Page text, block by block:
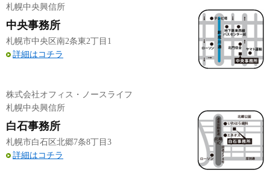
札幌中央興信所
中央事務所
札幌市中央区南2条東2丁目1
詳細はコチラ
株式会社オフィス・ノースライフ
札幌中央興信所
白石事務所
札幌市白石区北郷7条8丁目3
詳細はコチラ